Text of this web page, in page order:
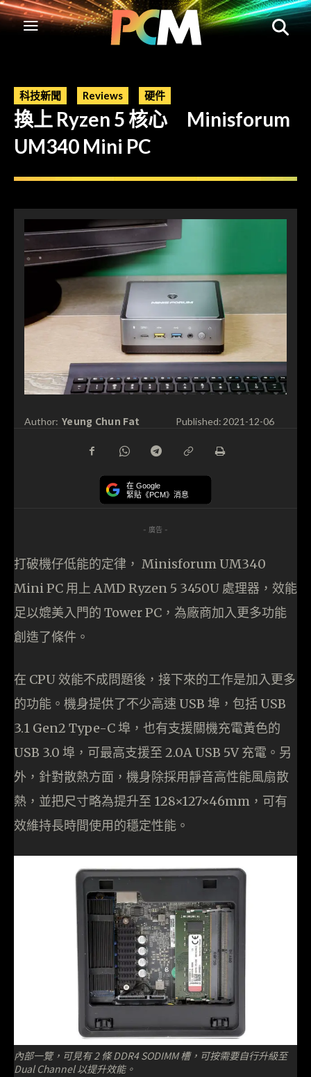
科技新聞 Reviews 硬件
換上 Ryzen 5 核心 Minisforum
UM340 Mini PC
Author: Yeung Chun Fat Published:2021-12-06
在 Google
緊貼《PCM》消息
- 廣告 -
打破機仔低能的定律， Minisforum UM340
Mini PC 用上 AMD Ryzen 5 3450U 處理器，效能
足以媲美入門的 Tower PC，為廠商加入更多功能
創造了條件。
在 CPU 效能不成問題後，接下來的工作是加入更多
的功能。機身提供了不少高速 USB 埠，包括 USB
3.1 Gen2 Type-C 埠，也有支援關機充電黃色的
USB 3.0 埠，可最高支援至 2.0A USB 5V 充電。另
外，針對散熱方面，機身除採用靜音高性能風扇散
熱，並把尺寸略為提升至 128×127×46mm，可有
效維持長時間使用的穩定性能。
內部一覽，可見有 2 條 DDR4 SODIMM 槽，可按需要自行升級至
Dual Channel 以提升效能。